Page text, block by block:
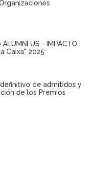
US - IMPACTO
Caixa" 2025
de admitidos y
de los Premios